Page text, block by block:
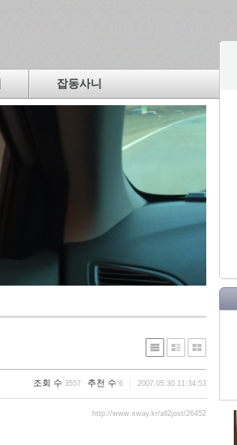
잡동사니
조회 수 3557 추천 수 6 2007.05.30 11:34:53
http://www.xway.kr/all2jost/26452